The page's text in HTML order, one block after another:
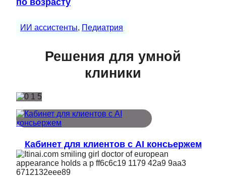
ИИ ассистенты, Педиатрия
Решения для умной
клиники
Кабинет для клиентов с AI консьержем